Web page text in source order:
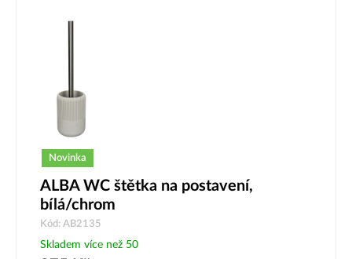
Novinka
ALBA WC štětka na postavení,
bílá/chrom
Kód: AB2135
Skladem více než 50